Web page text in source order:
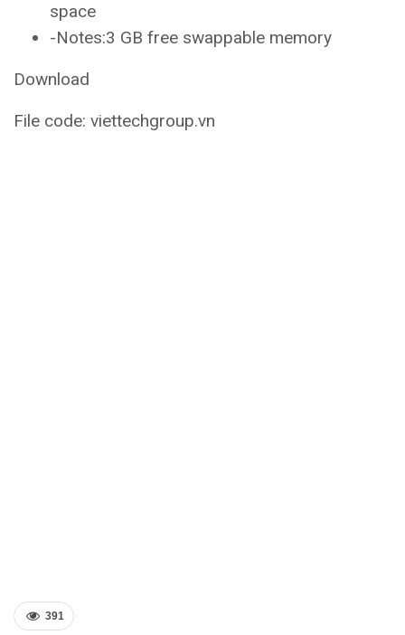
space
-Notes:3 GB free swappable memory
Download
File code: viettechgroup.vn
391